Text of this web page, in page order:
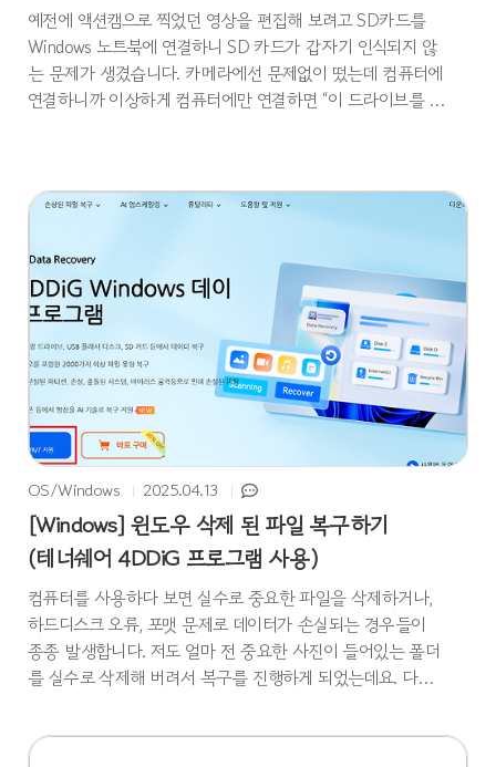
예전에 액션캠으로 찍었던 영상을 편집해 보려고 SD카드를
Windows 노트북에 연결하니 SD 카드가 갑자기 인식되지 않
는 문제가 생겼습니다. 카메라에선 문제없이 떴는데 컴퓨터에
연결하니까 이상하게 컴퓨터에만 연결하면 “이 드라이브를 사
합니다. SD카드 데이터 손실의 주요 원인은 다음과 같습니다
시스템 오류: 포맷 손상, 잘못된 분리 등으로 인한 오류사용
중 전원 차단: 데이터 쓰는 도중 전원 꺼짐 또는 제거바이러스
또는 악성코드: 파일 삭제 또는 숨김 처리잘못된 포맷: ..
OS/Windows 2025.04.13
[Windows] 윈도우 삭제 된 파일 복구하기
(테너쉐어 4DDiG 프로그램 사용)
컴퓨터를 사용하다 보면 실수로 중요한 파일을 삭제하거나,
하드디스크 오류, 포맷 문제로 데이터가 손실되는 경우들이
종종 발생합니다. 저도 얼마 전 중요한 사진이 들어있는 폴더
를 실수로 삭제해 버려서 복구를 진행하게 되었는데요. 다행
많더라고요. 이번에 제가 사용한 프로그램은 데이터 복구 전
문 기업 테너쉐어(Tenorshare)에서 개발한 4DDiG 윈도우 파